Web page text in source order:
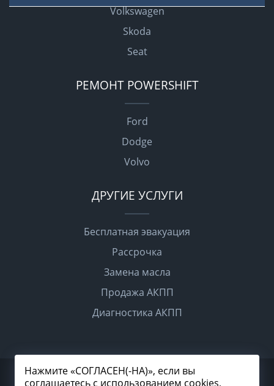
Volkswagen
Skoda
Seat
РЕМОНТ POWERSHIFT
Ford
Dodge
Volvo
ДРУГИЕ УСЛУГИ
Бесплатная эвакуация
Рассрочка
Замена масла
Продажа АКПП
Диагностика АКПП
2026 © Все права защищены
Нажмите «СОГЛАСЕН(-НА)», если вы
соглашаетесь с использованием cookies,